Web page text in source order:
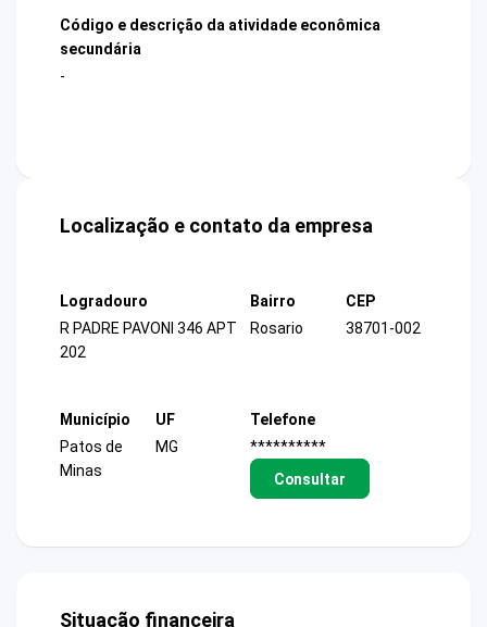
Código e descrição da atividade econômica
secundária
-
Localização e contato da empresa
Logradouro
R PADRE PAVONI 346 APT
202
Bairro
Rosario
CEP
38701-002
Município
Patos de
Minas
UF
MG
Telefone
**********
Consultar
Situação financeira